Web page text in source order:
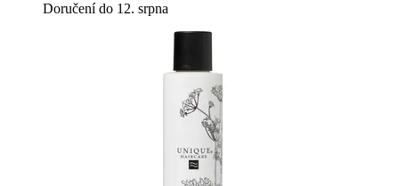
Doručení do 12. srpna